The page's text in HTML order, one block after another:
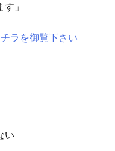
」
ラを御覧下さい
い